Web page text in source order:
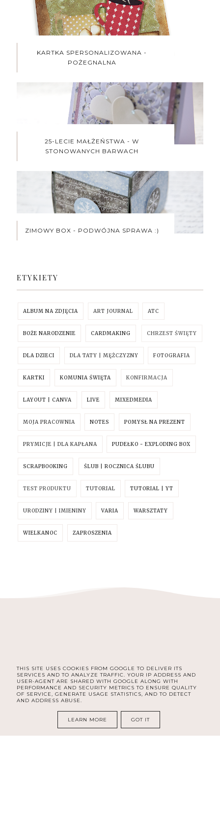
KARTKA SPERSONALIZOWANA -
POŻEGNALNA
25-LECIE MAŁŻEŃSTWA - W
STONOWANYCH BARWACH
ZIMOWY BOX - PODWÓJNA SPRAWA :)
ETYKIETY
ALBUM NA ZDJĘCIA ART JOURNAL ATC
BOŻE NARODZENIE CARDMAKING CHRZEST ŚWIĘTY
DLA DZIECI DLA TATY | MĘŻCZYZNY FOTOGRAFIA
KARTKI KOMUNIA ŚWIĘTA KONFIRMACJA
LAYOUT | CANVA LIVE MIXEDMEDIA
MOJA PRACOWNIA NOTES POMYSŁ NA PREZENT
PRYMICJE | DLA KAPŁANA PUDEŁKO - EXPLODING BOX
SCRAPBOOKING ŚLUB | ROCZNICA ŚLUBU
TEST PRODUKTU TUTORIAL TUTORIAL | YT
URODZINY | IMIENINY VARIA WARSZTATY
WIELKANOC ZAPROSZENIA
FACEBOOK INSTAGRAM PINTEREST
COPYRIGHT ©MAGISART - ŻYCIE Z PASJĄ
BLOG DESIGN: KAROGRAFIA.PL
THIS SITE USES COOKIES FROM GOOGLE TO DELIVER ITS
SERVICES AND TO ANALYZE TRAFFIC. YOUR IP ADDRESS AND
USER-AGENT ARE SHARED WITH GOOGLE ALONG WITH
PERFORMANCE AND SECURITY METRICS TO ENSURE QUALITY
OF SERVICE, GENERATE USAGE STATISTICS, AND TO DETECT
AND ADDRESS ABUSE.
LEARN MORE GOT IT